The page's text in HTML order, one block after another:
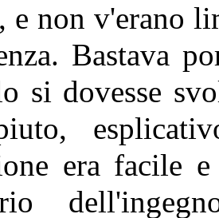
e non v'erano
Bastava
si dovesse
era facile e